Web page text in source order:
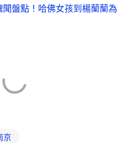
盤點！哈佛女孩到楊蘭蘭為
京